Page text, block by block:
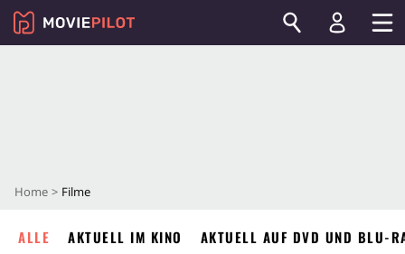
Home Filme
ALLE AKTUELL IM KINO AKTUELL AUF DVD UND BLU-